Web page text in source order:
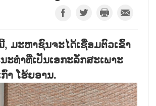
, ມະຫາຊົນຈະໄດ້ເຊື່ອມຕົວເຂົ້າ
ະທຳທີ່ເປັນເອກະລັກສະເພາະ
າ ໂຮ້ຍອານ.